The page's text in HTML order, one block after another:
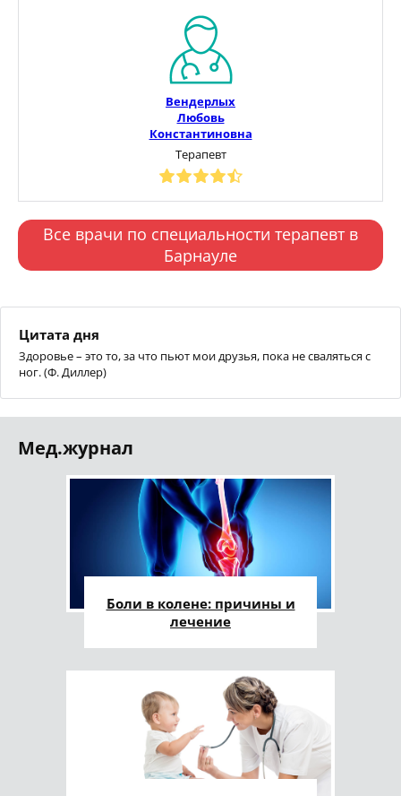
Вендерлых
Любовь
Константиновна
Терапевт
Все врачи по специальности терапевт в
Барнауле
Цитата дня
Здоровье – это то, за что пьют мои друзья, пока не сваляться с
ног. (Ф. Диллер)
Мед.журнал
Боли в колене: причины и
лечение